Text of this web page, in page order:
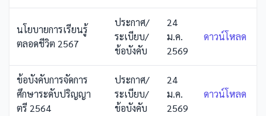
นโยบายการเรียนรู้
ตลอดชีวิต 2567
ประกาศ/
ระเบียบ/
ข้อบังคับ
24
ม.ค.
2569
ดาวน์โหลด
ข้อบังคับการจัดการ
ศึกษาระดับปริญญา
ตรี 2564
ประกาศ/
ระเบียบ/
ข้อบังคับ
24
ม.ค.
2569
ดาวน์โหลด